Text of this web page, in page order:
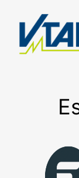
springen